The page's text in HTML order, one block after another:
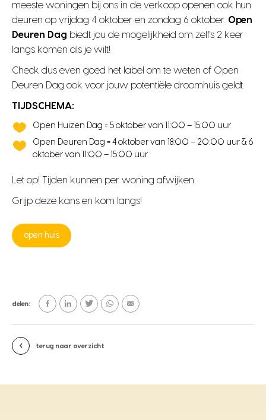
meeste woningen bij ons in de verkoop openen ook hun
deuren op vrijdag 4 oktober en zondag 6 oktober. Open
Deuren Dag biedt jou de mogelijkheid om zelfs 2 keer
langs komen als je wilt!
Check dus even goed het label om te weten of Open
Deuren Dag ook voor jouw potentiële droomhuis geldt.
TIJDSCHEMA:
Open Huizen Dag = 5 oktober van 11:00 – 15:00 uur
Open Deuren Dag = 4 oktober van 18:00 – 20:00 uur & 6
oktober van 11:00 – 15:00 uur
Let op! Tijden kunnen per woning afwijken.
Grijp deze kans en kom langs!
open huis
delen:
terug naar overzicht